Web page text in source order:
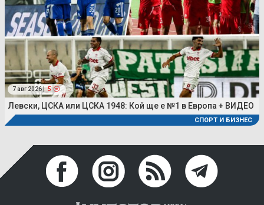
7 авг 2026 | 5
Левски, ЦСКА или ЦСКА 1948: Кой ще е №1 в Европа + ВИДЕО
СПОРТ И БИЗНЕС